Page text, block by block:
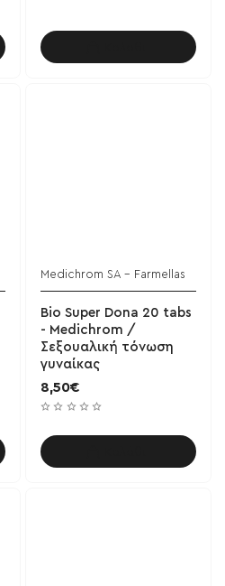
Medichrom SA - Farmellas
Bio Super Dona 20 tabs
- Medichrom /
Σεξουαλική τόνωση
γυναίκας
8,50€